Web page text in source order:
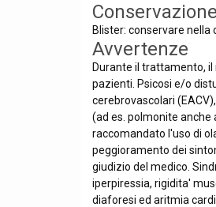
Conservazione
Blister: conservare
Avvertenze
Durante il trattamento,
pazienti. Psicosi e/o
cerebrovascolari
(ad es. polmonite anche
raccomandato l'uso di
peggioramento dei
giudizio del medico.
iperpiressia, rigidita'
diaforesi ed aritmia